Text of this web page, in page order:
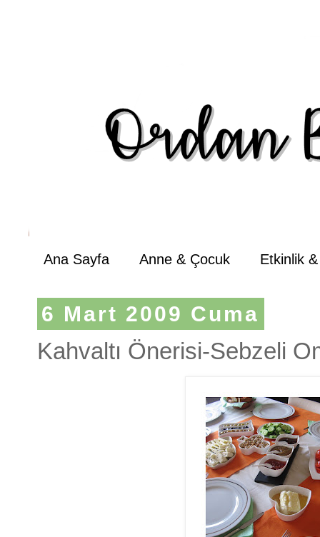
Ana Sayfa Anne & Çocuk Etkinlik
6 Mart 2009 Cuma
Kahvaltı Önerisi-Sebzeli